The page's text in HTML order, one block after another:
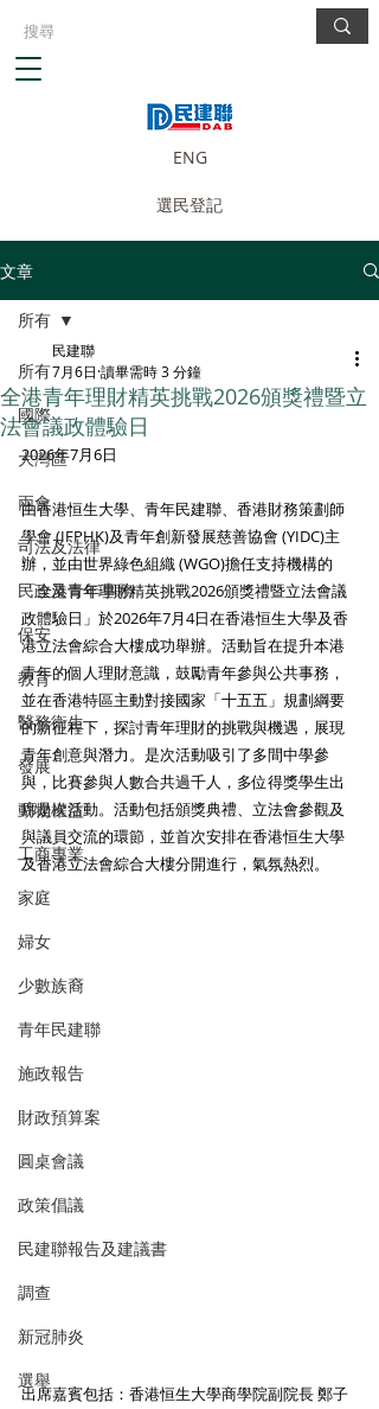
ENG
選民登記
文章
所有
國際
大灣區
兩會
司法及法律
民政及青年事務
保安
教育
醫務衛生
發展
動物權益
工商專業
家庭
婦女
少數族裔
青年民建聯
施政報告
財政預算案
圓桌會議
政策倡議
民建聯報告及建議書
調查
新冠肺炎
選舉
所有
全港青年理財精英挑戰2026頒獎禮暨立
法會議政體驗日
民建聯
7月6日 讀畢需時 3 分鐘
2026年7月6日
由香港恒生大學、青年民建聯、香港財務策劃師
學會 (IFPHK)及青年創新發展慈善協會 (YIDC)主
辦，並由世界綠色組織 (WGO)擔任支持機構的
「全港青年理財精英挑戰2026頒獎禮暨立法會議
政體驗日」於2026年7月4日在香港恒生大學及香
港立法會綜合大樓成功舉辦。活動旨在提升本港
青年的個人理財意識，鼓勵青年參與公共事務，
並在香港特區主動對接國家「十五五」規劃綱要
的新征程下，探討青年理財的挑戰與機遇，展現
青年創意與潛力。是次活動吸引了多間中學參
與，比賽參與人數合共過千人，多位得獎學生出
席是次活動。活動包括頒獎典禮、立法會參觀及
與議員交流的環節，並首次安排在香港恒生大學
及香港立法會綜合大樓分開進行，氣氛熱烈。
出席嘉賓包括：香港恒生大學商學院副院長 鄭子